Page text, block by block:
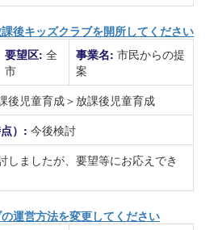
後キッズクラブを開所してください
要望区: 全
市
事業名: 市民からの提
案
後児童育成＞放課後児童育成
）: 今後検討
しましたが、要望等にお応えでき
運営方法を変更してください